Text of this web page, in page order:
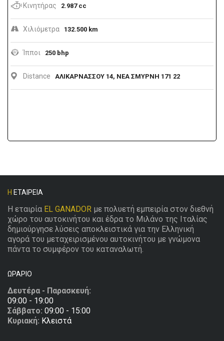
Κινητήρας 2.987 cc
Χιλιόμετρα 132.500 km
Ίπποι 250 bhp
Distance ΑΛΙΚΑΡΝΑΣΣΟΥ 14, ΝΕΑ ΣΜΥΡΝΗ 171 22
Η ΕΤΑΙΡΕΊΑ
Η εταιρία EL GANADOR με πολυετή εμπειρία στον διεθνή
χώρο του αυτοκινήτου και έδρα το Μιλάνο της Ιταλίας
δημιούργησε λύσεις αποκλειστικά για την Ελληνική
αγορά του μεταχειρισμένου αυτοκινήτου με γνώμονα
πάντα το συμφέρον του καταναλωτή.
ΩΡΆΡΙΟ
Δευτέρα - Παρασκευή:
09:00 - 19:00
Σάββατο: 09:00 - 15:00
Κυριακή: Κλειστά